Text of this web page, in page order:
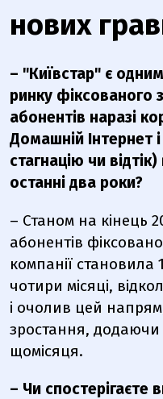
нових
– "Київстар" є
ринку фіксованого
абонентів наразі
Домашній Інтернет
стагнацію чи
останні два роки?
– Станом на кінець
абонентів
компанії становила
чотири місяці,
і очолив цей
зростання, додаючи
щомісяця.
– Чи спостерігаєте